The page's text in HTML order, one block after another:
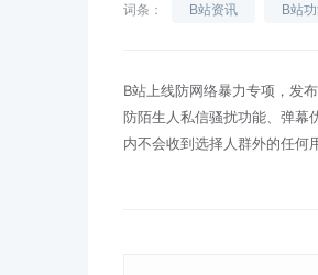
词条： B站资讯 B站
B站上线防网络暴力专项，发
防陌生人私信骚扰功能、弹幕
内不会收到选择人群外的任何